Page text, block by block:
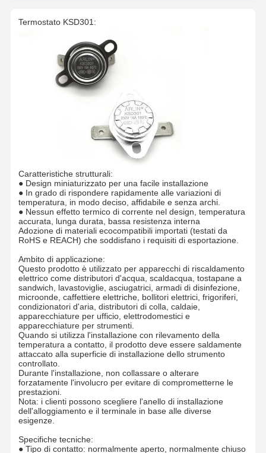
Termostato KSD301:
Caratteristiche strutturali:
● Design miniaturizzato per una facile installazione
● In grado di rispondere rapidamente alle variazioni di
temperatura, in modo deciso, affidabile e senza archi.
● Nessun effetto termico di corrente nel design, temperatura
accurata, lunga durata, bassa resistenza interna
Adozione di materiali ecocompatibili importati (testati da
RoHS e REACH) che soddisfano i requisiti di esportazione.
Ambito di applicazione:
Questo prodotto è utilizzato per apparecchi di riscaldamento
elettrico come distributori d'acqua, scaldacqua, tostapane a
sandwich, lavastoviglie, asciugatrici, armadi di disinfezione,
microonde, caffettiere elettriche, bollitori elettrici, frigoriferi,
condizionatori d'aria, distributori di colla, caldaie,
apparecchiature per ufficio, elettrodomestici e
apparecchiature per strumenti.
Quando si utilizza l'installazione con rilevamento della
temperatura a contatto, il prodotto deve essere saldamente
attaccato alla superficie di installazione dello strumento
controllato.
Durante l'installazione, non collassare o alterare
forzatamente l'involucro per evitare di comprometterne le
prestazioni.
Nota: i clienti possono scegliere l'anello di installazione
dell'alloggiamento e il terminale in base alle diverse
esigenze.
Specifiche tecniche:
● Tipo di contatto: normalmente aperto, normalmente chiuso